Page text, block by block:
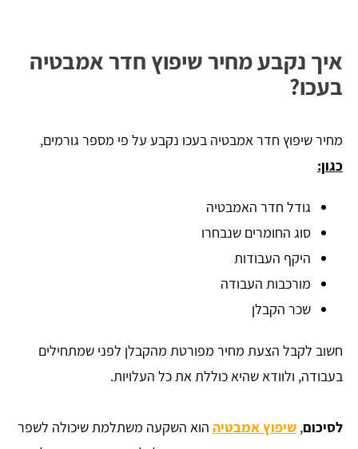
איך נקבע מחיר שיפוץ חדר אמבטיה
בעכו?
מחיר שיפוץ חדר אמבטיה בעכו נקבע על פי מספר גורמים,
כגון:
גודל חדר האמבטיה
סוג החומרים שנבחרו
היקף העבודות
מורכבות העבודה
שכר הקבלן
חשוב לקבל הצעת מחיר מפורטת מהקבלן לפני שמתחילים
בעבודה, ולוודא שהיא כוללת את כל העלויות.
לסיכום, שיפוץ אמבטיה הוא השקעה משתלמת שיכולה לשפר